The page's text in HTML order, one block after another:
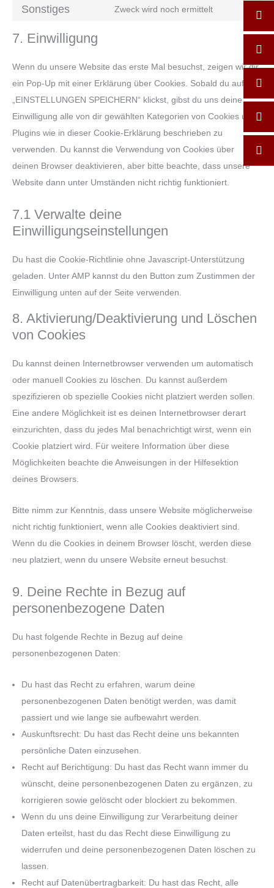
Sonstiges Zweck wird noch ermittelt
7. Einwilligung
Wenn du unsere Website das erste Mal besuchst, zeigen wir dir
ein Pop-Up mit einer Erklärung über Cookies. Sobald du auf
„EINSTELLUNGEN SPEICHERN“ klickst, gibst du uns deine
Einwilligung alle von dir gewählten Kategorien von Cookies und
Plugins wie in dieser Cookie-Erklärung beschrieben zu
verwenden. Du kannst die Verwendung von Cookies über
deinen Browser deaktivieren, aber bitte beachte, dass unsere
Website dann unter Umständen nicht richtig funktioniert.
7.1 Verwalte deine
Einwilligungseinstellungen
Du hast die Cookie-Richtlinie ohne Javascript-Unterstützung
geladen. Unter AMP kannst du den Button zum Zustimmen der
Einwilligung unten auf der Seite verwenden.
8. Aktivierung/Deaktivierung und Löschen
von Cookies
Du kannst deinen Internetbrowser verwenden um automatisch
oder manuell Cookies zu löschen. Du kannst außerdem
spezifizieren ob spezielle Cookies nicht platziert werden sollen.
Eine andere Möglichkeit ist es deinen Internetbrowser derart
einzurichten, dass du jedes Mal benachrichtigt wirst, wenn ein
Cookie platziert wird. Für weitere Information über diese
Möglichkeiten beachte die Anweisungen in der Hilfesektion
deines Browsers.
Bitte nimm zur Kenntnis, dass unsere Website möglicherweise
nicht richtig funktioniert, wenn alle Cookies deaktiviert sind.
Wenn du die Cookies in deinem Browser löscht, werden diese
neu platziert, wenn du unsere Website erneut besuchst.
9. Deine Rechte in Bezug auf
personenbezogene Daten
Du hast folgende Rechte in Bezug auf deine
personenbezogenen Daten:
Du hast das Recht zu erfahren, warum deine
personenbezogenen Daten benötigt werden, was damit
passiert und wie lange sie aufbewahrt werden.
Auskunftsrecht: Du hast das Recht deine uns bekannten
persönliche Daten einzusehen.
Recht auf Berichtigung: Du hast das Recht wann immer du
wünscht, deine personenbezogenen Daten zu ergänzen, zu
korrigieren sowie gelöscht oder blockiert zu bekommen.
Wenn du uns deine Einwilligung zur Verarbeitung deiner
Daten erteilst, hast du das Recht diese Einwilligung zu
widerrufen und deine personenbezogenen Daten löschen zu
lassen.
Recht auf Datenübertragbarkeit: Du hast das Recht, alle